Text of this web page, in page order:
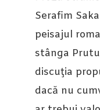
Serafim
peisajul
stânga
discuţia
dacă nu